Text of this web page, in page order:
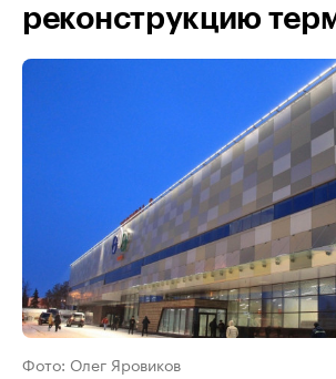
реконструкцию
Фото: Олег Яровиков